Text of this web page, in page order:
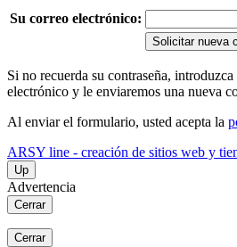
Su correo electrónico:
Solicitar nueva
Si no recuerda su contraseña,
electrónico y le enviaremos una nueva
Al enviar el formulario, usted acepta la
ARSY line - creación de sitios web y
Up
Advertencia
Cerrar
Cerrar